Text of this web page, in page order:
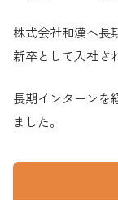
株式会社和漢へ長
新卒として入社さ
長期インターンを
ました。